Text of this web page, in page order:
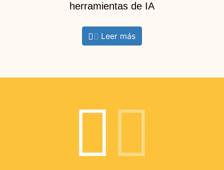
herramientas de IA
Leer más